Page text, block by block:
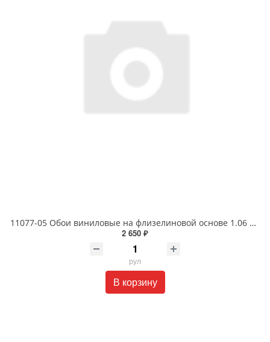
11077-05 Обои виниловые на флизелиновой основе 1.06 X 10м
2 650 ₽
рул
В корзину